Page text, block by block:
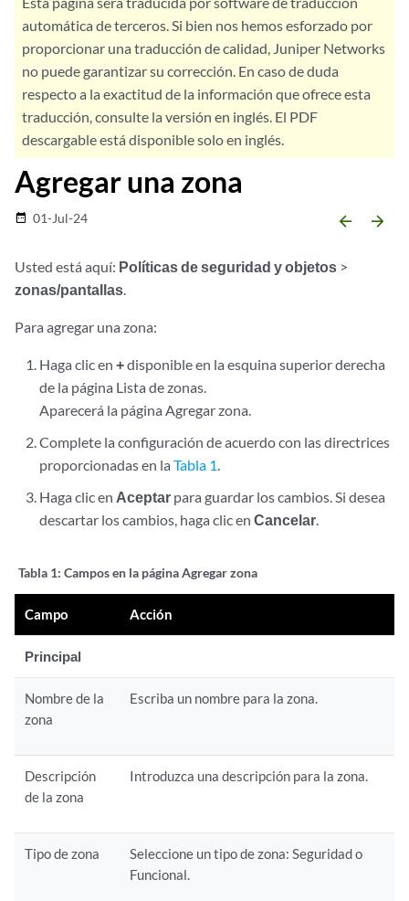
automática de terceros. Si bien nos hemos esforzado por
proporcionar una traducción de calidad, Juniper Networks
no puede garantizar su corrección. En caso de duda
respecto a la exactitud de la información que ofrece esta
traducción, consulte la versión en inglés. El PDF
descargable está disponible solo en inglés.
Agregar una zona
date_range 01-Jul-24 arrow_backward arrow_forward
Usted está aquí: Políticas de seguridad y objetos >
zonas/pantallas.
Para agregar una zona:
Haga clic en+disponible en la esquina superior derecha
de la página Lista de zonas.
Aparecerá la página Agregar zona.
Complete la configuración de acuerdo con las directrices
proporcionadas en laTabla 1.
Haga clic en Aceptar para guardar los cambios. Si desea
descartar los cambios, haga clic enCancelar.
Tabla 1: Campos en la página Agregar zona
Campo Acción
Principal
Nombre de la
zona
Escriba un nombre para la zona.
Descripción
de la zona
Introduzca una descripción para la zona.
Tipo de zona
Seleccione un tipo de zona: Seguridad o
Funcional.